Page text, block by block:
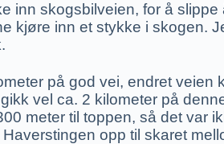
inn skogsbilveien, for å
kjøre inn et stykke i skogen.
på god vei, endret
vel ca. 2 kilometer på
meter til toppen, så det
opp til skaret